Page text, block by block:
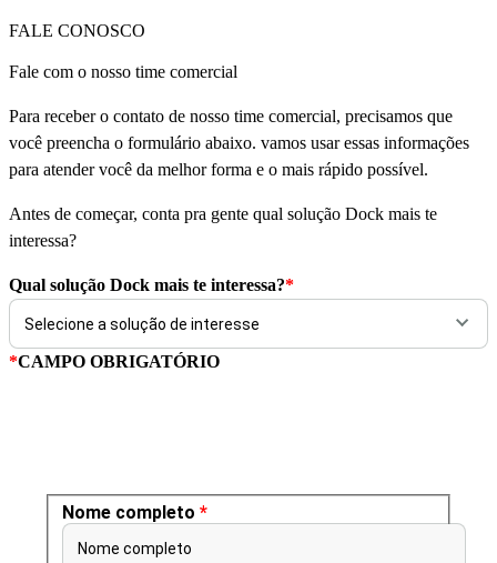
FALE CONOSCO
Fale com o nosso time comercial
Para receber o contato de nosso time comercial, precisamos que
você preencha o formulário abaixo. vamos usar essas informações
para atender você da melhor forma e o mais rápido possível.
Antes de começar, conta pra gente qual solução Dock mais te
interessa?
Qual solução Dock mais te interessa?*
*CAMPO OBRIGATÓRIO
Nome completo *
Nome completo